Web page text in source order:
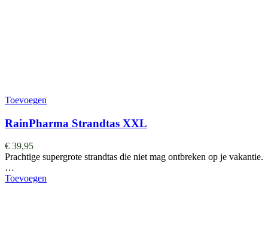
Toevoegen
RainPharma Strandtas XXL
€ 39,95
Prachtige supergrote strandtas die niet mag ontbreken op je vakantie.
…
Toevoegen